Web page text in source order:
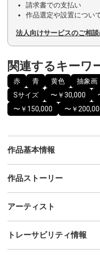
請求書での支払い
作品選定や設置につい
法人向けサービスのご相
関連するキーワ
赤 青 黄色 抽象画
Sサイズ
〜￥30,000
〜￥150,000
〜￥
作品基本情報
出品者
制作年
ミクスト
作品ストーリー
シリーズで、作品タイトル
物質を細かく分けていくと
アーティスト
Hayato Teraguchi
フォローす
トレーサビリティ情報